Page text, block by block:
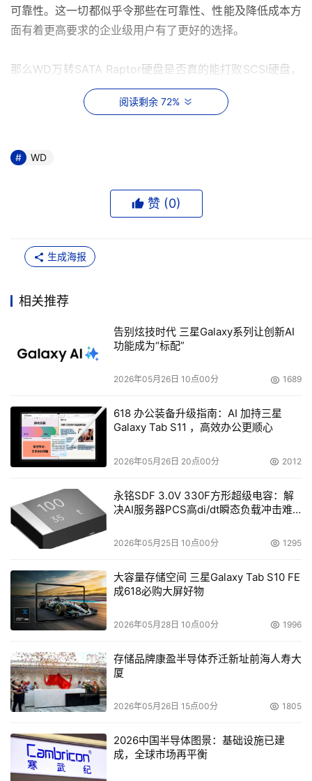
可靠性。这一切都似乎令那些在可靠性、性能及降低成本方
面有着更高要求的企业级用户有了更好的选择。
那么WD万转SATA Raptor硬盘是否真的能打败SCSI硬盘，
成为企业级用户的新宠呢？
从接口界面来说，WD万转SATA Raptor硬盘目前提供最
丰富的指令集来有效管理硬盘活动和接口资料流，将硬盘性
能和效率提升至系统接口层级。另外，Serial ATA接口采用
户提供更高的设计灵活性和热插拔(hot-plug)能力。搭配
主流硬盘规格。
从主轴转速方面看，WD SATA Raptor硬盘高达10，
000转/分钟的主轴转速更是创下桌面级硬盘的新高。虽然
Raptor完全可以满足大部分企业用户的要求。
从磁盘读取速度方面，WD SATA Raptor的平均寻道时间为
5.2毫秒，大大提升了西数硬盘的性能，远胜于普通的7200
转硬盘通常要9至10毫秒的指标。
最大保障??稳定
首先，SATA的连接更便捷、传输更稳定。由于WD
数据，可以明显地减少接口的针脚数目。通过串行接口缆线
与SATA 硬盘连接搭配，使计算机的机箱有更大的空间，提
高了设计上的弹性。此外，针脚的减少使得信号传输时干扰
其次，从客户种类以及应用环境的角度考虑，相当一部
分“RAPTOR”的用户将对硬盘的寿命以及保修提出更高的要
求，而普通桌面级硬盘50万小时的运转寿命和一年的保换
期不足以满足他们挑剔的眼光。Western Digital为这款硬
盘提供长达五年的保修期，并强调它足以连续数年保持全天
的高性能操作，其MTBF(平均无故障时间间隔)长达120万小
阅读剩余 72%
WD
赞 (0)
生成海报
相关推荐
告别炫技时代 三星Galaxy系列让创新AI
功能成为“标配”
2026年05月26日 10点00分 1689
618 办公装备升级指南：AI 加持三星
Galaxy Tab S11 ，高效办公更顺心
2026年05月26日 20点00分 2012
永铭SDF 3.0V 330F方形超级电容：解
决AI服务器PCS高di/dt瞬态负载冲击难
2026年05月25日 10点00分 1295
大容量存储空间 三星Galaxy Tab S10 FE
成618必购大屏好物
2026年05月28日 10点00分 1996
存储品牌康盈半导体乔迁新址前海人寿大
厦
2026年05月26日 15点00分 1805
2026中国半导体图景：基础设施已建
成，全球市场再平衡